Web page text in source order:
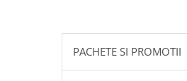
PACHETE SI PROMOTII